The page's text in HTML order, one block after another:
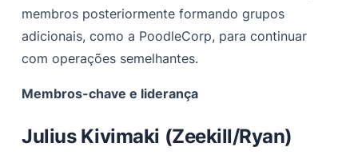
membros posteriormente formando grupos
adicionais, como a PoodleCorp, para continuar
com operações semelhantes.
Membros-chave e liderança
Julius Kivimaki (Zeekill/Ryan)